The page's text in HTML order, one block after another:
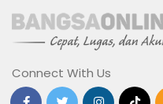
Connect With Us